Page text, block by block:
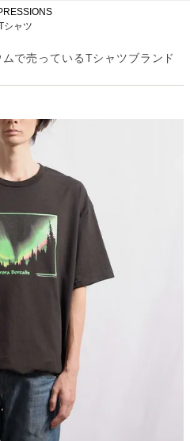
シャツ
で売っているTシャツブランド